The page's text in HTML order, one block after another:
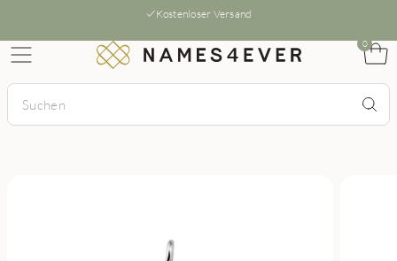
Kostenloser Versand
0